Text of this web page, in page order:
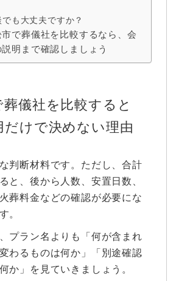
も大丈夫ですか？
市で葬儀社を比較するなら、会
明まで確認しましょう
葬儀社を比較すると
だけで決めない理由
判断材料です。ただし、合計
と、後から人数、安置日数、
葬料金などの確認が必要にな
。
プラン名よりも「何が含まれ
わるものは何か」「別途確認
か」を見ていきましょう。